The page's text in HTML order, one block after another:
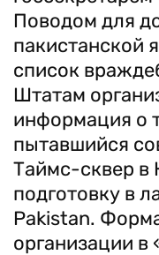
Поводом для
пакистанской
список
Штатам
информация о
пытавшийся
Таймс-сквер
подготовку в
Pakistan.
организации в